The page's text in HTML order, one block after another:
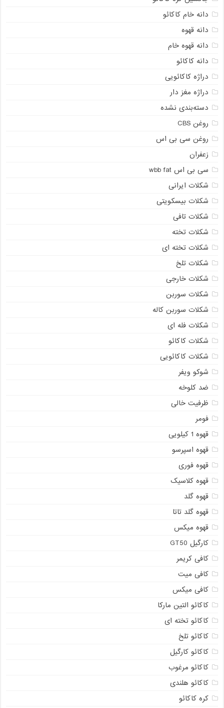
دانه خام کاکائو
دانه قهوه
دانه قهوه خام
دانه کاکائو
دراژه کاکائویی
دراژه مغز دار
دسته‌بندی نشده
روغن CBS
روغن سی بی اس
زعفران
سی بی اس wbb fat
شکلات ایرانی
شکلات بیسکویتی
شکلات تافی
شکلات تخته
شکلات تخته ای
شکلات تلخ
شکلات خارجی
شکلات سوربن
شکلات سوربن کاله
شکلات فله ای
شکلات کاکائو
شکلات کاکائویی
شوکو ویفر
ضد کلوخه
ظرفیت خالی
فومر
قهوه 1 کیلویی
قهوه اسپرسو
قهوه فوری
قهوه کلاسیک
قهوه گلد
قهوه گلد تاتا
قهوه میکس
کارگیل GT50
کافی کریمر
کافی میت
کافی میکس
کاکائو التین مارکا
کاکائو تخته ای
کاکائو تلخ
کاکائو کارگیل
کاکائو مرغوب
کاکائو هلندی
کره کاکائو